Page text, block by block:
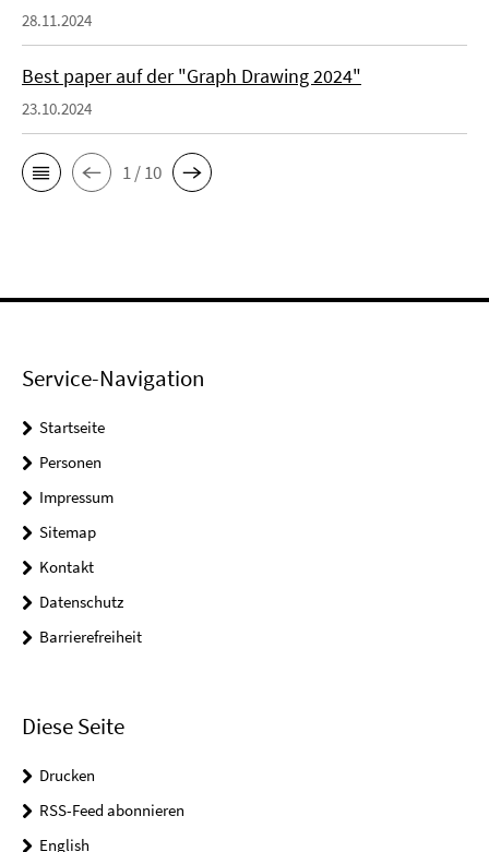
28.11.2024
Best paper auf der "Graph Drawing 2024"
23.10.2024
1 / 10
Service-Navigation
Startseite
Personen
Impressum
Sitemap
Kontakt
Datenschutz
Barrierefreiheit
Diese Seite
Drucken
RSS-Feed abonnieren
English